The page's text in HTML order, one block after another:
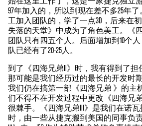
97年加入的，所以到现在差不多25年了
工加入团队的，学了一点3D，后来在
失落的天堂》中成为了角色美工。《
团队只有四五个人。后面增加到10个
队已经有了20-25人。
到了《四海兄弟II》时，我有得到了担
那可能是我们经历过的最长的开发时
我们仍在搞第一部《四海兄弟 》的主
们不得不在开发过程中更改《四海兄
很棘手。《四海兄弟III》是我们在诺瓦托
时，由一些从捷克搬到美国的同事负